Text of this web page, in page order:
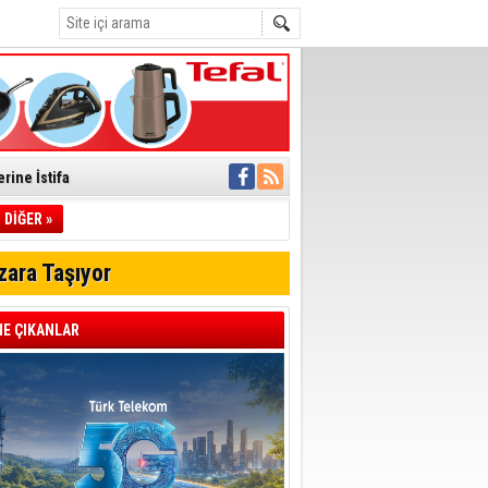
İletti
müdahale
Geçti
DİĞER »
Taşıyor
ÇIKANLAR